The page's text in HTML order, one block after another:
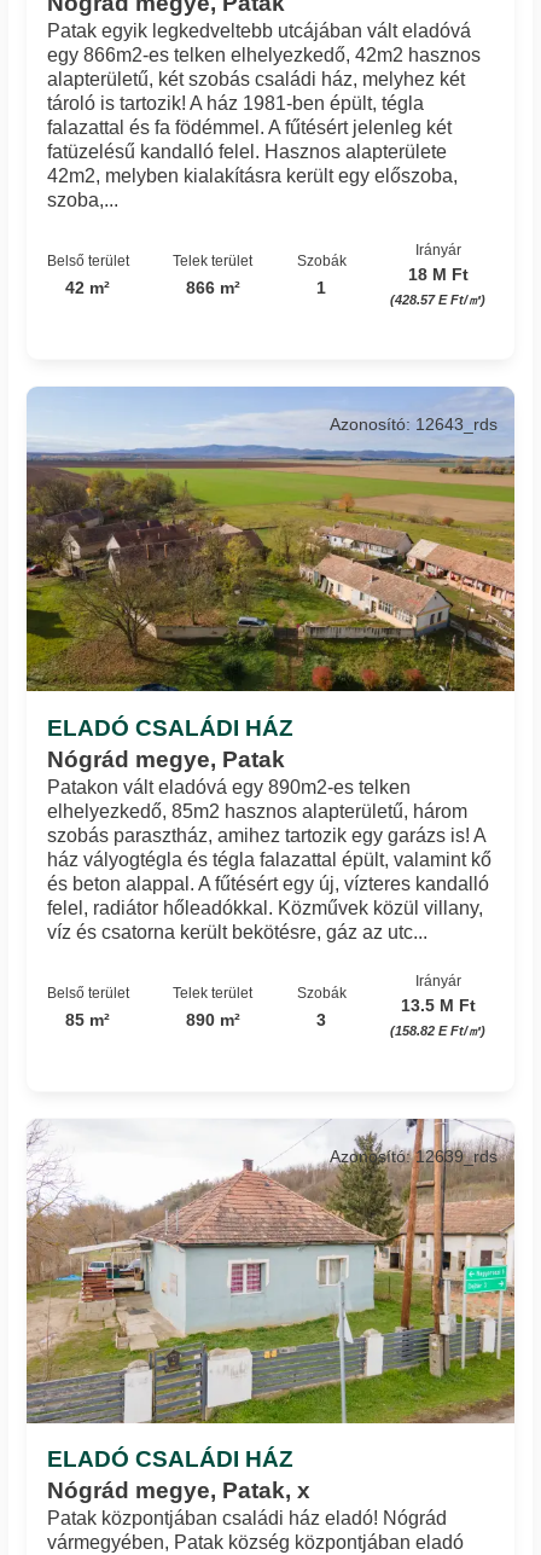
Patak egyik legkedveltebb utcájában vált eladóvá
egy 866m2-es telken elhelyezkedő, 42m2 hasznos
alapterületű, két szobás családi ház, melyhez két
tároló is tartozik! A ház 1981-ben épült, tégla
falazattal és fa födémmel. A fűtésért jelenleg két
fatüzelésű kandalló felel. Hasznos alapterülete
42m2, melyben kialakításra került egy előszoba,
szoba,...
Belső terület
42 m²
Telek terület
866 m²
Szobák
1
Irányár
18 M Ft
(428.57 E Ft/㎡)
ELADÓ CSALÁDI HÁZ
Nógrád megye, Patak
Azonosító: 12643_rds
Patakon vált eladóvá egy 890m2-es telken
elhelyezkedő, 85m2 hasznos alapterületű, három
szobás parasztház, amihez tartozik egy garázs is! A
ház vályogtégla és tégla falazattal épült, valamint kő
és beton alappal. A fűtésért egy új, vízteres kandalló
felel, radiátor hőleadókkal. Közművek közül villany,
víz és csatorna került bekötésre, gáz az utc...
Belső terület
85 m²
Telek terület
890 m²
Szobák
3
Irányár
13.5 M Ft
(158.82 E Ft/㎡)
ELADÓ CSALÁDI HÁZ
Nógrád megye, Patak, x
Azonosító: 12639_rds
Patak központjában családi ház eladó! Nógrád
vármegyében, Patak község központjában eladó